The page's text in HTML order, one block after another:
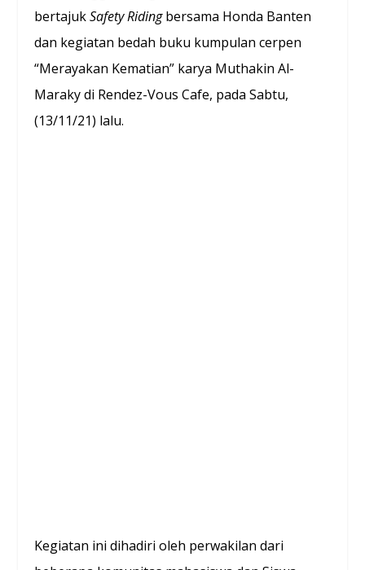
bertajukSafety Ridingbersama Honda Banten
dan kegiatan bedah buku kumpulan cerpen
“Merayakan Kematian” karya Muthakin Al-
Maraky di Rendez-Vous Cafe, pada Sabtu,
(13/11/21) lalu.
Kegiatan ini dihadiri oleh perwakilan dari